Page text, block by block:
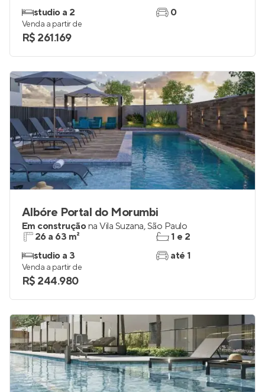
studio a 2
0
Venda a partir de
R$ 261.169
Albóre Portal do Morumbi
Em construçãona Vila Suzana,São Paulo
26 a 63 m²
studio a 3
1 e 2
até 1
Venda a partir de
R$ 244.980